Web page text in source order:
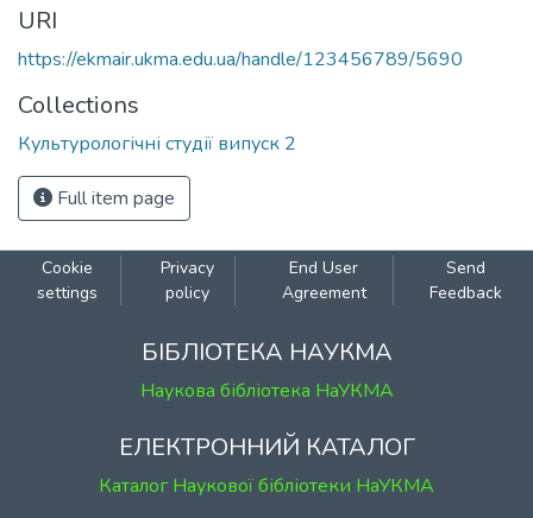
URI
https://ekmair.ukma.edu.ua/handle/123456789/5690
Collections
Культурологічні студії випуск 2
Full item page
Cookie
settings
Privacy
policy
End User
Agreement
Send
Feedback
БІБЛІОТЕКА НАУКМА
Наукова бібліотека НаУКМА
ЕЛЕКТРОННИЙ КАТАЛОГ
Каталог Наукової бібліотеки НаУКМА